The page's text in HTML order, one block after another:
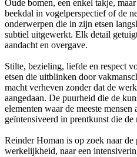
Oude bomen, een enkel takje,
beekdal in vogelperspectief of de
onderwerpen die in zijn etsen
subtiel uitgewerkt. Elk detail
aandacht en overgave.
Stilte, bezieling, liefde en respect
etsen die uitblinken door
macht verheven zonder dat de
aangedaan. De puurheid die de
elementen waar de meeste
geïntensiveerd in prentkunst die de
Reinder Homan is op zoek naar
werkelijkheid, naar een